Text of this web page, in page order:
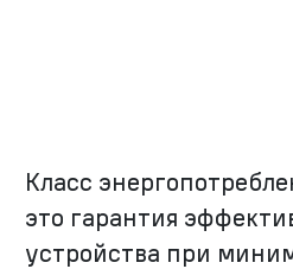
Класс
это гарантия
устройства при